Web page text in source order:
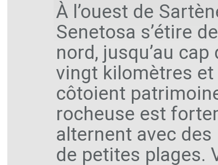
À l’ouest de
Senetosa s’étire
nord, jusqu’au
vingt kilomètres
côtoient
rocheuse est
alternent avec
de petites plages.